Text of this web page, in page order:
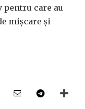
care au
mişcare şi